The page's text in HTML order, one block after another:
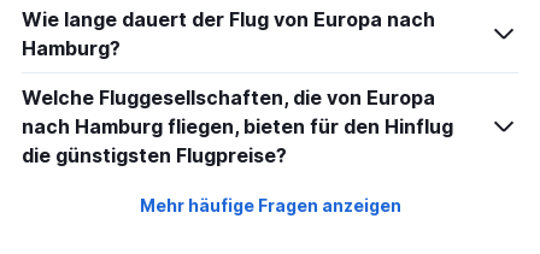
Wie lange dauert der Flug von Europa nach
Hamburg?
Welche Fluggesellschaften, die von Europa
nach Hamburg fliegen, bieten für den Hinflug
die günstigsten Flugpreise?
Mehr häufige Fragen anzeigen